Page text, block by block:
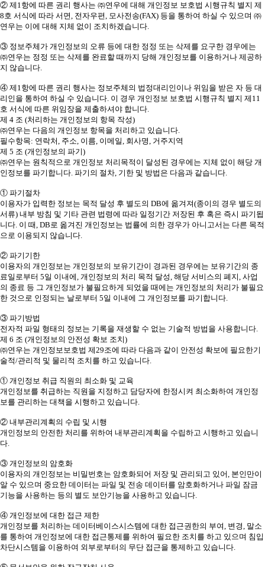
② 제1항에 따른 권리 행사는 ㈜연우에 대해 개인정보 보호법 시행규칙 별지 제
8호 서식에 따라 서면, 전자우편, 모사전송(FAX) 등을 통하여 하실 수 있으며 ㈜
연우는 이에 대해 지체 없이 조치하겠습니다.
③ 정보주체가 개인정보의 오류 등에 대한 정정 또는 삭제를 요구한 경우에는
㈜연우는 정정 또는 삭제를 완료할 때까지 당해 개인정보를 이용하거나 제공하
지 않습니다.
④ 제1항에 따른 권리 행사는 정보주체의 법정대리인이나 위임을 받은 자 등 대
리인을 통하여 하실 수 있습니다. 이 경우 개인정보 보호법 시행규칙 별지 제11
호 서식에 따른 위임장을 제출하셔야 합니다.
제 4 조 (처리하는 개인정보의 항목 작성)
㈜연우는 다음의 개인정보 항목을 처리하고 있습니다.
필수항목: 연락처, 주소, 이름, 이메일, 회사명, 거주지역
제 5 조 (개인정보의 파기)
㈜연우는 원칙적으로 개인정보 처리목적이 달성된 경우에는 지체 없이 해당 개
인정보를 파기합니다. 파기의 절차, 기한 및 방법은 다음과 같습니다.
① 파기절차
이용자가 입력한 정보는 목적 달성 후 별도의 DB에 옮겨져(종이의 경우 별도의
서류) 내부 방침 및 기타 관련 법령에 따라 일정기간 저장된 후 혹은 즉시 파기됩
니다. 이 때, DB로 옮겨진 개인정보는 법률에 의한 경우가 아니고서는 다른 목적
으로 이용되지 않습니다.
② 파기기한
이용자의 개인정보는 개인정보의 보유기간이 경과된 경우에는 보유기간의 종
료일로부터 5일 이내에, 개인정보의 처리 목적 달성, 해당 서비스의 폐지, 사업
의 종료 등 그 개인정보가 불필요하게 되었을 때에는 개인정보의 처리가 불필요
한 것으로 인정되는 날로부터 5일 이내에 그 개인정보를 파기합니다.
③ 파기방법
전자적 파일 형태의 정보는 기록을 재생할 수 없는 기술적 방법을 사용합니다.
제 6 조 (개인정보의 안전성 확보 조치)
㈜연우는 개인정보보호법 제29조에 따라 다음과 같이 안전성 확보에 필요한기
술적/관리적 및 물리적 조치를 하고 있습니다.
① 개인정보 취급 직원의 최소화 및 교육
개인정보를 취급하는 직원을 지정하고 담당자에 한정시켜 최소화하여 개인정
보를 관리하는 대책을 시행하고 있습니다.
② 내부관리계획의 수립 및 시행
개인정보의 안전한 처리를 위하여 내부관리계획을 수립하고 시행하고 있습니
다.
③ 개인정보의 암호화
이용자의 개인정보는 비밀번호는 암호화되어 저장 및 관리되고 있어, 본인만이
알 수 있으며 중요한 데이터는 파일 및 전송 데이터를 암호화하거나 파일 잠금
기능을 사용하는 등의 별도 보안기능을 사용하고 있습니다.
④ 개인정보에 대한 접근 제한
개인정보를 처리하는 데이터베이스시스템에 대한 접근권한의 부여, 변경, 말소
를 통하여 개인정보에 대한 접근통제를 위하여 필요한 조치를 하고 있으며 침입
차단시스템을 이용하여 외부로부터의 무단 접근을 통제하고 있습니다.